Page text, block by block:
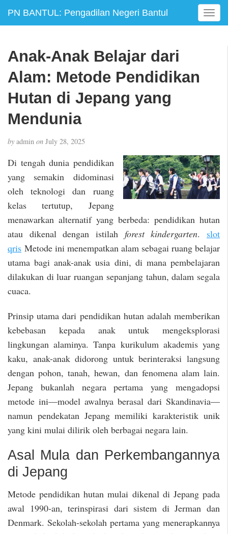
PN BANTUL: Pengadilan Negeri Bantul
T
o
i
o
n
Anak-Anak Belajar dari
Alam: Metode Pendidikan
Hutan di Jepang yang
Mendunia
by admin on July 28, 2025
Di tengah dunia pendidikan
yang semakin didominasi
oleh teknologi dan ruang
kelas tertutup, Jepang
menawarkan alternatif yang berbeda: pendidikan hutan
atau dikenal dengan istilah forest kindergarten. slot
qris Metode ini menempatkan alam sebagai ruang belajar
utama bagi anak-anak usia dini, di mana pembelajaran
dilakukan di luar ruangan sepanjang tahun, dalam segala
cuaca.
Prinsip utama dari pendidikan hutan adalah memberikan
kebebasan kepada anak untuk mengeksplorasi
lingkungan alaminya. Tanpa kurikulum akademis yang
kaku, anak-anak didorong untuk berinteraksi langsung
dengan pohon, tanah, hewan, dan fenomena alam lain.
Jepang bukanlah negara pertama yang mengadopsi
metode ini—model awalnya berasal dari Skandinavia—
namun pendekatan Jepang memiliki karakteristik unik
yang kini mulai dilirik oleh berbagai negara lain.
Asal Mula dan Perkembangannya
di Jepang
Metode pendidikan hutan mulai dikenal di Jepang pada
awal 1990-an, terinspirasi dari sistem di Jerman dan
Denmark. Sekolah-sekolah pertama yang menerapkannya